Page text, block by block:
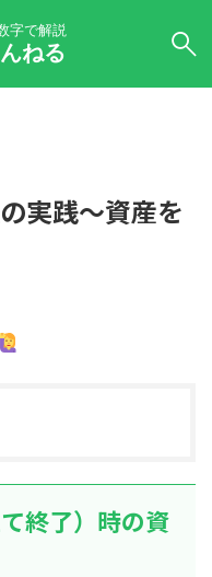
字で解説
ねる
実践～資産を
終了）時の資